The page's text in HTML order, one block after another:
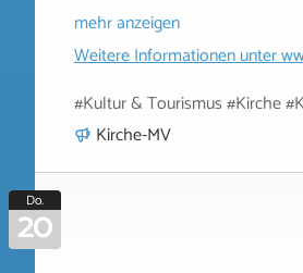
mehr anzeigen
Weitere Informationen unter
#Kultur & Tourismus #Kirche
Kirche-MV
Do.
20